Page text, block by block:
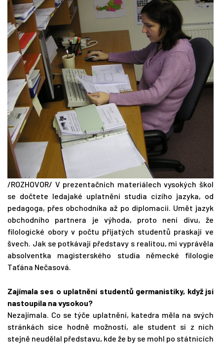
/ROZHOVOR/ V prezentačních materiálech vysokých škol
se dočtete ledajaké uplatnění studia cizího jazyka, od
pedagoga, přes obchodníka až po diplomacii. Umět jazyk
obchodního partnera je výhoda, proto není divu, že
filologické obory v počtu přijatých studentů praskají ve
švech. Jak se potkávají představy s realitou, mi vyprávěla
absolventka magisterského studia německé filologie
Taťána Nečasová.
Zajímala ses o uplatnění studentů germanistiky, když jsi
nastoupila na vysokou?
Nezajímala. Co se týče uplatnění, katedra měla na svých
stránkách sice hodně možností, ale student si z nich
stejně neudělal představu, kde že by se mohl po státnicích